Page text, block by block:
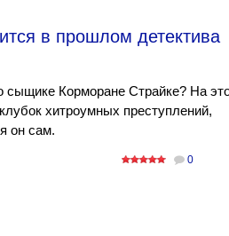
в прошлом детектива
сыщике Корморане Страйке? На
хитроумных преступлений,
он сам.
0